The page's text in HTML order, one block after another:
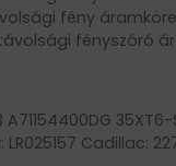
fény
távolsági
A71154400DG
LR025157 Cadillac: